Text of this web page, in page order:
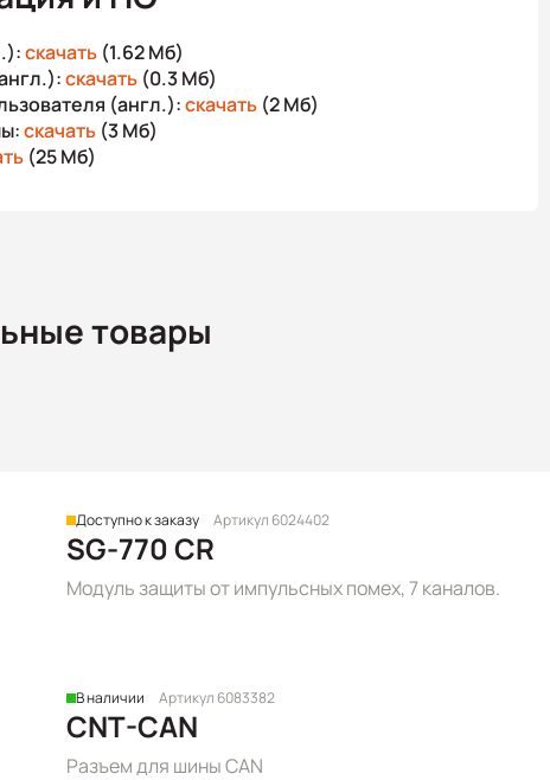
скачать (1.62 Мб)
скачать (0.3 Мб)
(англ.):скачать (2 Мб)
скачать (3 Мб)
(25 Мб)
товары
Доступно к заказу Артикул 6024402
SG-770 CR
Модуль защиты от импульсных помех, 7 каналов.
В наличии Артикул 6083382
CNT-CAN
Разъем для шины CAN